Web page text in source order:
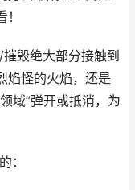
毁绝大部分接触到
焰怪的火焰，还是
域”弹开或抵消，为
：